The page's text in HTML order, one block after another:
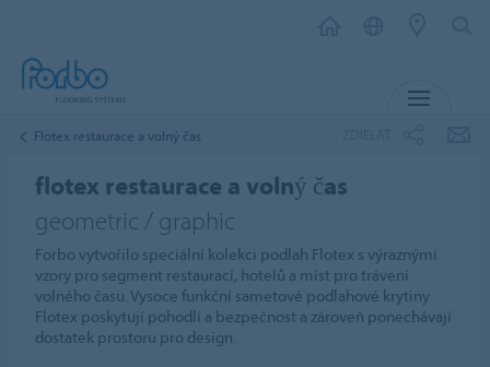
Flotex restaurace a volný čas
flotex restaurace a volný čas
geometric / graphic
Forbo vytvořilo speciální kolekci podlah Flotex s výraznými
vzory pro segment restaurací, hotelů a míst pro trávení
volného času. Vysoce funkční sametové podlahové krytiny
Flotex poskytují pohodlí a bezpečnost a zároveň ponechávají
dostatek prostoru pro design.